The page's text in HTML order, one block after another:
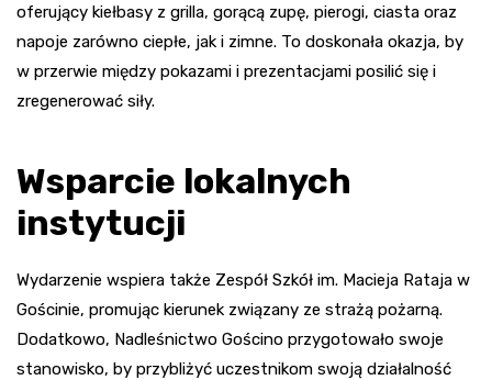
oferujący kiełbasy z grilla, gorącą zupę, pierogi, ciasta oraz
napoje zarówno ciepłe, jak i zimne. To doskonała okazja, by
w przerwie między pokazami i prezentacjami posilić się i
zregenerować siły.
Wsparcie lokalnych
instytucji
Wydarzenie wspiera także Zespół Szkół im. Macieja Rataja w
Gościnie, promując kierunek związany ze strażą pożarną.
Dodatkowo, Nadleśnictwo Gościno przygotowało swoje
stanowisko, by przybliżyć uczestnikom swoją działalność